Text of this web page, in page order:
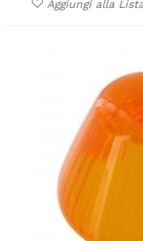
Aggiungi alla